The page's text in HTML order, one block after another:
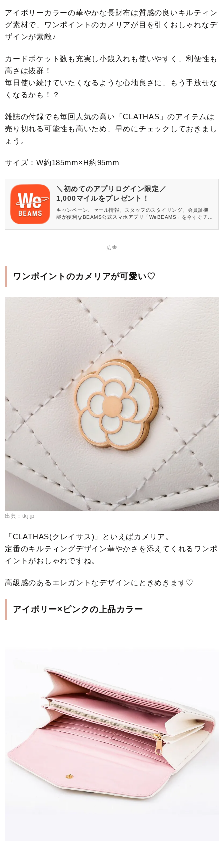
アイボリーカラーの華やかな長財布は質感の良いキルティン
グ素材で、ワンポイントのカメリアが目を引くおしゃれなデ
ザインが素敵♪
カードポケット数も充実し小銭入れも使いやすく、利便性も
高さは抜群！
毎日使い続けていたくなるような心地良さに、もう手放せな
くなるかも！？
雑誌の付録でも毎回人気の高い「CLATHAS」のアイテムは
売り切れる可能性も高いため、早めにチェックしておきまし
ょう。
サイズ：W約185mm×H約95mm
＼初めてのアプリログイン限定／
1,000マイルをプレゼント！
キャンペーン、セール情報、スタッフのスタイリング、会員証機
能が便利なBEAMS公式スマホアプリ「WeBEAMS」を今すぐチェ
― 広告 ―
ワンポイントのカメリアが可愛い♡
出典：tkj.jp
「CLATHAS(クレイサス)」といえばカメリア。
定番のキルティングデザイン華やかさを添えてくれるワンポ
イントがおしゃれですね。
高級感のあるエレガントなデザインにときめきます♡
アイボリー×ピンクの上品カラー